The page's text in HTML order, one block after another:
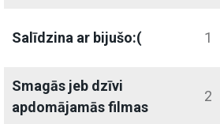
Salīdzina ar bijušo:( 1
Smagās jeb dzīvi
apdomājamās filmas
2